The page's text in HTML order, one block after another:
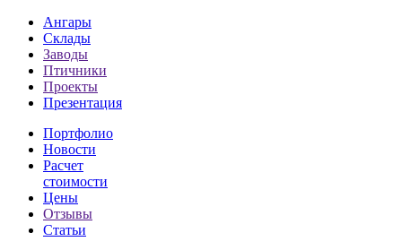
Ангары
Склады
Заводы
Птичники
Проекты
Презентация
Портфолио
Новости
Расчет
стоимости
Цены
Отзывы
Статьи